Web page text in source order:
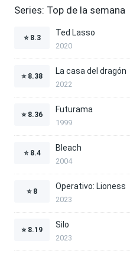
Series: Top de la semana
⭐ 8.3
Ted Lasso
2020
⭐ 8.38
La casa del dragón
2022
⭐ 8.36
Futurama
1999
⭐ 8.4
Bleach
2004
⭐ 8
Operativo: Lioness
2023
⭐ 8.19
Silo
2023